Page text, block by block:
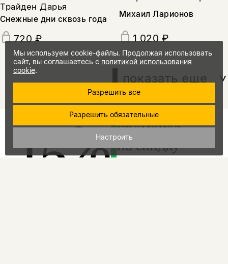
Трайден Дарья
Снежные дни сквозь года
720 ₽
Михаил Ларионов
1 020 ₽
показать еще
15% промокод
на скидку
Мы используем cookie-файлы. Продолжая использовать
сайт, вы соглашаетесь с политикой использования
cookie.
Разрешить все
Разрешить обязательные
Настроить